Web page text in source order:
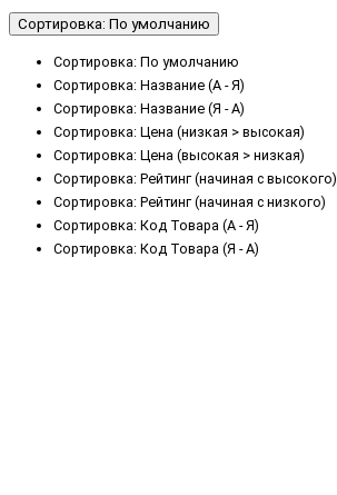
Сортировка: По умолчанию
Сортировка: По умолчанию
Сортировка: Название (А - Я)
Сортировка: Название (Я - А)
Сортировка: Цена (низкая > высокая)
Сортировка: Цена (высокая > низкая)
Сортировка: Рейтинг (начиная с высокого)
Сортировка: Рейтинг (начиная с низкого)
Сортировка: Код Товара (А - Я)
Сортировка: Код Товара (Я - А)